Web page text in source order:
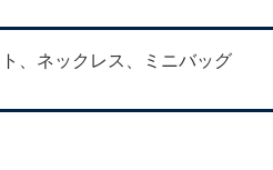
、ネックレス、ミニバッグ